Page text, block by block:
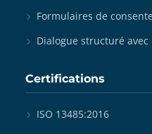
Formulaires de
Dialogue structuré avec
Certifications
ISO 13485:2016